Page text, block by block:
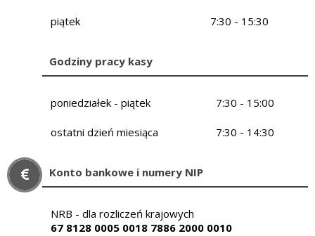
piątek 7:30 - 15:30
Godziny pracy kasy
poniedziałek - piątek 7:30 - 15:00
ostatni dzień miesiąca 7:30 - 14:30
Konto bankowe i numery NIP
NRB - dla rozliczeń krajowych
67 8128 0005 0018 7886 2000 0010